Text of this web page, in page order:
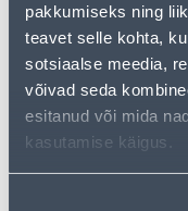
pakkumiseks ning
teavet selle kohta,
sotsiaalse meedia,
võivad seda
esitanud või mida
kasutamise käigus.
3.86 €
2.32 € / tk
KAMPAANIA